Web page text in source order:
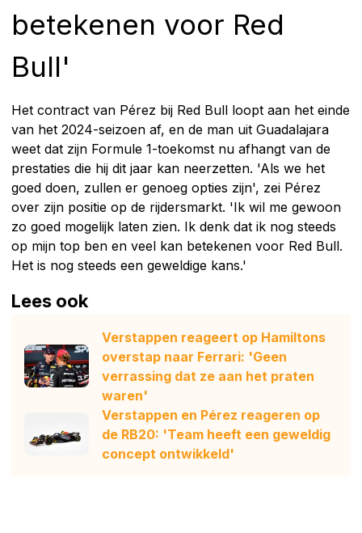
betekenen voor Red
Bull'
Het contract van Pérez bij Red Bull loopt aan het einde
van het 2024-seizoen af, en de man uit Guadalajara
weet dat zijn Formule 1-toekomst nu afhangt van de
prestaties die hij dit jaar kan neerzetten. 'Als we het
goed doen, zullen er genoeg opties zijn', zei Pérez
over zijn positie op de rijdersmarkt. 'Ik wil me gewoon
zo goed mogelijk laten zien. Ik denk dat ik nog steeds
op mijn top ben en veel kan betekenen voor Red Bull.
Het is nog steeds een geweldige kans.'
Lees ook
Verstappen reageert op Hamiltons
overstap naar Ferrari: 'Geen
verrassing dat ze aan het praten
waren'
Verstappen en Pérez reageren op
de RB20: 'Team heeft een geweldig
concept ontwikkeld'